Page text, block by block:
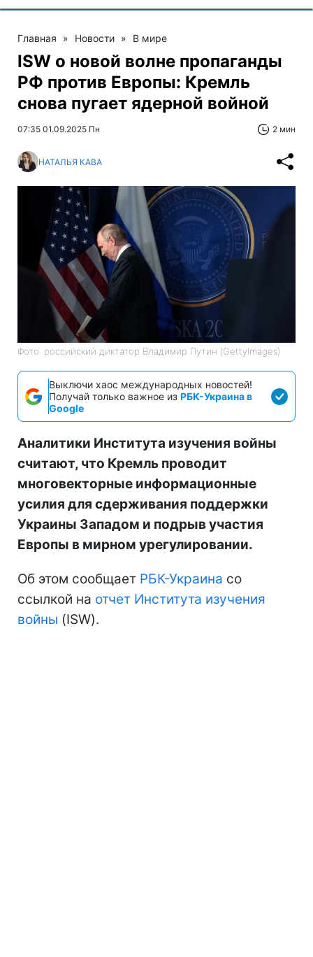
Главная » Новости » В мире
ISW о новой волне пропаганды
РФ против Европы: Кремль
снова пугает ядерной войной
07:35 01.09.2025 Пн 2 мин
НАТАЛЬЯ КАВА
Фото: российский диктатор Владимир Путин (GettyImages)
Выключи хаос международных новостей!
Получай только важное из РБК-Украина в
Google
Аналитики Института изучения войны
считают, что Кремль проводит
многовекторные информационные
усилия для сдерживания поддержки
Украины Западом и подрыв участия
Европы в мирном урегулировании.
Об этом сообщает РБК-Украина со
ссылкой на отчет Института изучения
войны (ISW).